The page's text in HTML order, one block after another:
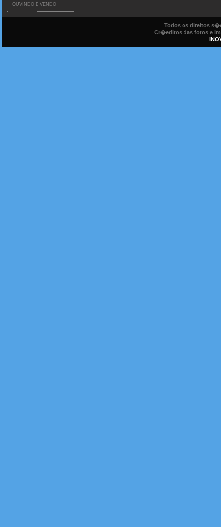
OUVINDO E VENDO
Todos os direitos
Cr�editos das fotos e